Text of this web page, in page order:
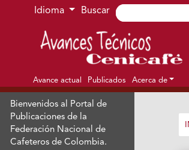
Ir al menú de navegación principal
Ir al contenido principal
Ir al pie de página del sitio
Idioma Buscar
Avance actual Publicados Acerca de
Bienvenidos al Portal de
Publicaciones de la
Federación Nacional de
Cafeteros de Colombia.